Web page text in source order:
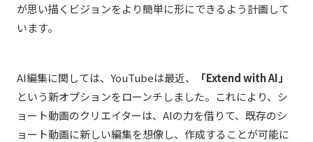
が思い描くビジョンをより簡単に形にできるよう計画して
います。
AI編集に関しては、YouTubeは最近、
「Extend with AI」
という新オプションをローンチしました。これにより、シ
ョート動画のクリエイターは、AIの力を借りて、既存のシ
ョート動画に新しい編集を想像し、作成することが可能に